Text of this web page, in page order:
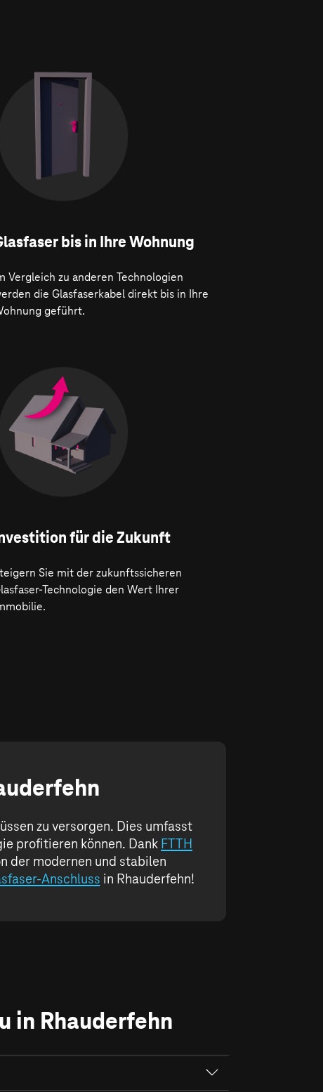
bis in Ihre Wohnung
Vergleich zu anderen Technologien
die Glasfaserkabel direkt bis in Ihre
geführt.
für die Zukunft
Sie mit der zukunftssicheren
Technologie den Wert Ihrer
zu versorgen. Dies umfasst
profitieren können. Dank FTTH
der modernen und stabilen
Anschluss in Rhauderfehn!
in Rhauderfehn